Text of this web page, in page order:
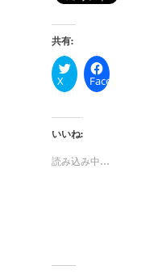
共有:
X Facebook
いいね:
読み込み中…